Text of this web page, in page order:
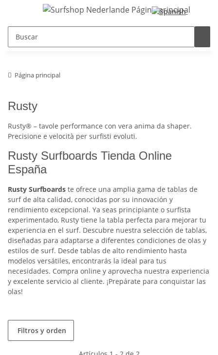
Página principal
Rusty
Rusty® – tavole performance con vera anima da shaper.
Precisione e velocità per surfisti evoluti.
Rusty Surfboards Tienda Online
España
Rusty Surfboards te ofrece una amplia gama de tablas de
surf de alta calidad, conocidas por su innovación y
rendimiento excepcional. Ya seas principiante o surfista
experimentado, Rusty tiene la tabla perfecta para mejorar tu
experiencia en el surf. Descubre nuestra selección de tablas,
diseñadas para adaptarse a diferentes condiciones de olas y
estilos de surf. Desde tablas de alto rendimiento hasta
modelos versátiles, encontrarás la ideal para tus
necesidades. Compra online y aprovecha nuestra experiencia
y excelente servicio al cliente. ¡Prepárate para conquistar las
olas!
Filtros y orden